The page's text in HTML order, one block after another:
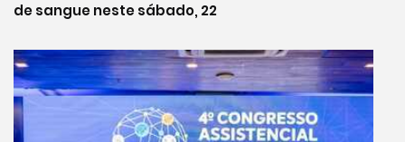
de sangue neste sábado, 22